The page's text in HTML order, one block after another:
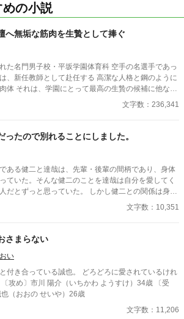
の小説
へ無垢な筋肉を生贄として捧ぐ
門男子校・平坂学園体育科 空手の名選手であっ
教師として赴任する 高潔な人格と鋼のように
の候補に他なら
げるため、“水”、“風”、“土”の信奉者達が暗躍する 意
られるダークファンタジー
文字数：236,341
ったので別れることにしました。
ある健二と達哉は、先輩・後輩の間柄であり、身体
ていた。そんな健二のことを達哉は自分を愛してく
だとずっと思っていた。 しかし健二との関係は身体
以上のことはない。疑問に思っていた日、健二が結
で報告が。健二は達哉のことを愛してはいなかった
文字数：10,351
さまらない
い
付き合っている誠也。 どろどろに愛されているけれ
（おおの せいや）26歳
文字数：11,206